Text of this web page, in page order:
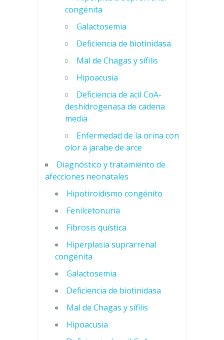
congénita
Galactosemia
Deficiencia de biotinidasa
Mal de Chagas y sífilis
Hipoacusia
Deficiencia de acil CoA-
deshidrogenasa de cadena
media
Enfermedad de la orina con
olor a jarabe de arce
Diagnóstico y tratamiento de
afecciones neonatales
Hipotiroidismo congénito
Fenilcetonuria
Fibrosis quística
Hiperplasia suprarrenal
congénita
Galactosemia
Deficiencia de biotinidasa
Mal de Chagas y sífilis
Hipoacusia